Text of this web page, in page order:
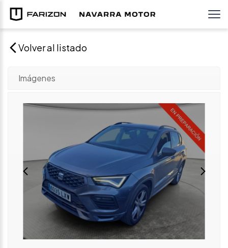
Volver al listado
Imágenes